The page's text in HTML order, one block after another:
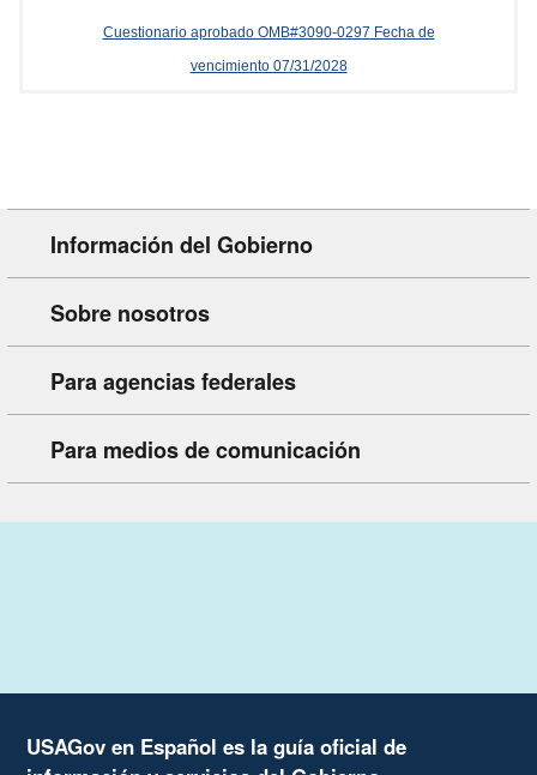
Información del Gobierno
Sobre nosotros
Para agencias federales
Para medios de comunicación
USAGov en Español es la guía oficial de